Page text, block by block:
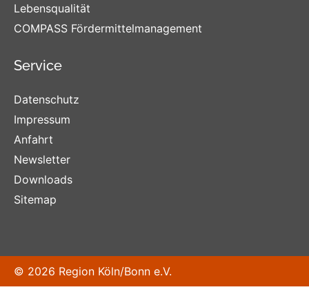
Lebensqualität
COMPASS Fördermittelmanagement
Service
Datenschutz
Impressum
Anfahrt
Newsletter
Downloads
Sitemap
© 2026 Region Köln/Bonn e.V.